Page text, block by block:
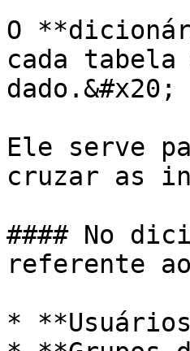
O
cada tabela
dado.&#x20;
Ele serve
cruzar as
#### No
referente
*